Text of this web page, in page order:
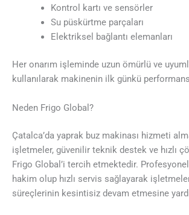
Kontrol kartı ve sensörler
Su püskürtme parçaları
Elektriksel bağlantı elemanları
Her onarım işleminde uzun ömürlü ve
kullanılarak makinenin ilk günkü
Neden Frigo Global?
Çatalca’da yaprak buz makinası hizmeti
işletmeler, güvenilir teknik destek ve hızlı
Frigo Global’i tercih etmektedir.
hakim olup hızlı servis sağlayarak
süreçlerinin kesintisiz devam etmesine